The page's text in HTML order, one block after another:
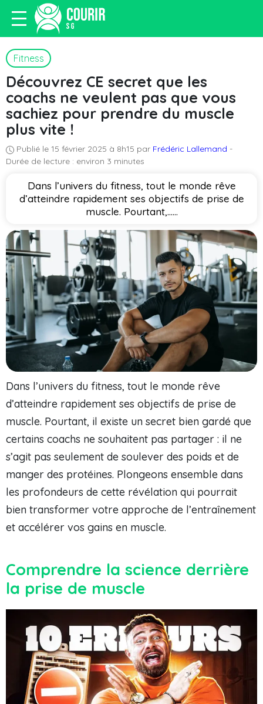
Fitness
Découvrez CE secret que les
coachs ne veulent pas que vous
sachiez pour prendre du muscle
plus vite !
Publié le 15 février 2025 à 8h15 par Frédéric Lallemand -
Durée de lecture : environ 3 minutes
Dans l’univers du fitness, tout le monde rêve
d’atteindre rapidement ses objectifs de prise de
muscle. Pourtant,…...
Dans l’univers du fitness, tout le monde rêve
d’atteindre rapidement ses objectifs de prise de
muscle. Pourtant, il existe un secret bien gardé que
certains coachs ne souhaitent pas partager : il ne
s’agit pas seulement de soulever des poids et de
manger des protéines. Plongeons ensemble dans
les profondeurs de cette révélation qui pourrait
bien transformer votre approche de l’entraînement
et accélérer vos gains en muscle.
Comprendre la science derrière
la prise de muscle